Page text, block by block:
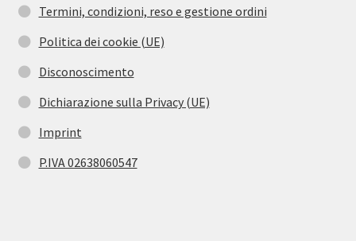
Termini, condizioni, reso e gestione ordini
Politica dei cookie (UE)
Disconoscimento
Dichiarazione sulla Privacy (UE)
Imprint
P.IVA 02638060547